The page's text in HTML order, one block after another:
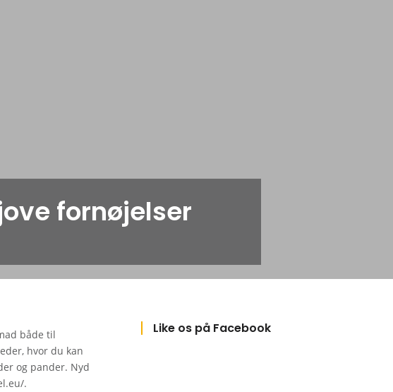
fornøjelser
både til
hvor du kan
og pander. Nyd
.
Like os på Facebook